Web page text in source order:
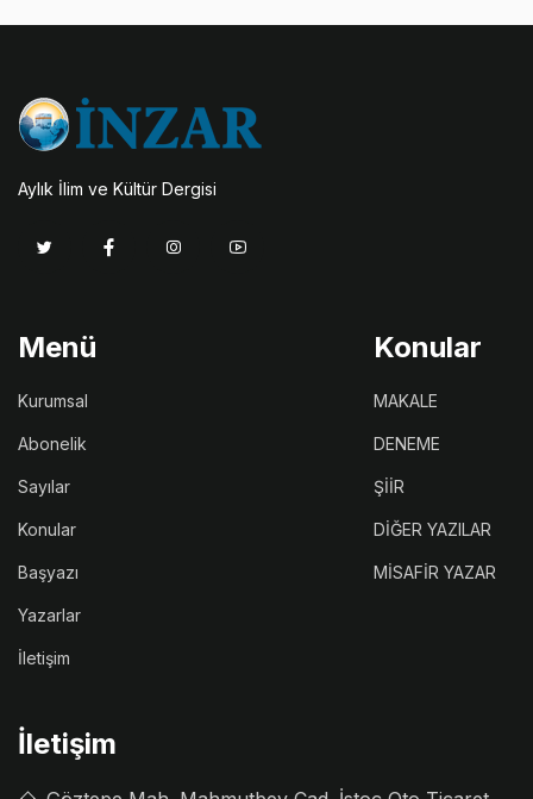
Aylık İlim ve Kültür Dergisi
Menü
Kurumsal
Abonelik
Sayılar
Konular
Başyazı
Yazarlar
İletişim
Konular
MAKALE
DENEME
ŞİİR
DİĞER YAZILAR
MİSAFİR YAZAR
İletişim